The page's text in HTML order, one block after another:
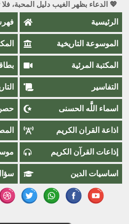
💖 الدعاء بظهر الغيب دليل المحبة،
الرئيسية
الموسوعة التاريخية
المكتبة المرئية
التفاسير
اسماء اللَّٰه الحسنى
اذاعة القران الكريم
إذاعات القرآن الكريم
اساسيات الدين